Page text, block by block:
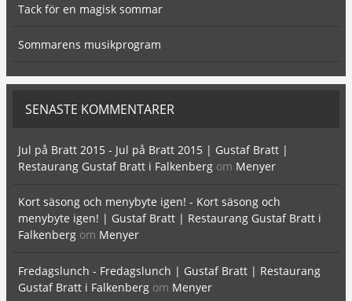
Tack för en magisk sommar
Sommarens musikprogram
SENASTE KOMMENTARER
Jul på Bratt 2015 - Jul på Bratt 2015 | Gustaf Bratt |
Restaurang Gustaf Bratt i Falkenberg om Menyer
Kort säsong och menybyte igen! - Kort säsong och
menybyte igen! | Gustaf Bratt | Restaurang Gustaf Bratt i
Falkenberg om Menyer
Fredagslunch - Fredagslunch | Gustaf Bratt | Restaurang
Gustaf Bratt i Falkenberg om Menyer